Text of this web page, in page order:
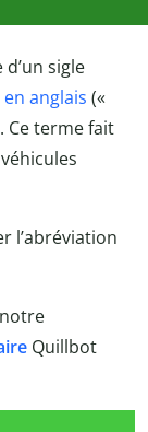
sigle
en anglais («
Ce terme fait
l’abréviation
Quillbot